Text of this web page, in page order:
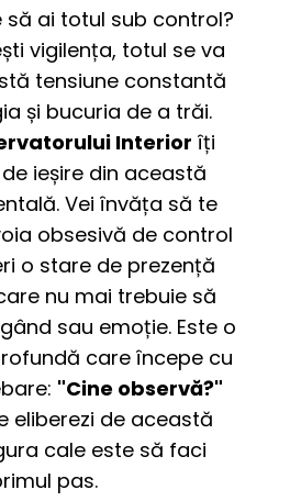
să ai totul sub control?
vigilența, totul se va
tensiune constantă
și bucuria de a trăi.
Interior îți
ieșire din această
Vei învăța să te
obsesivă de control
o stare de prezență
nu mai trebuie să
sau emoție. Este o
care începe cu
"Cine observă?"
eliberezi de această
cale este să faci
pas.